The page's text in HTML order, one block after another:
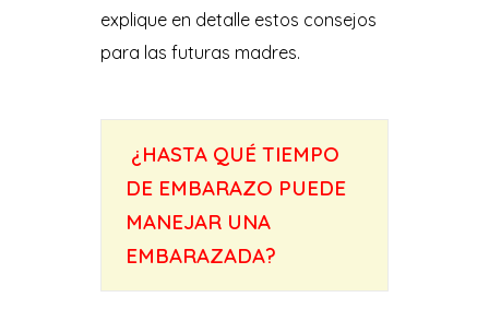
explique en detalle estos consejos
para las futuras madres.
¿HASTA QUÉ TIEMPO
DE EMBARAZO PUEDE
MANEJAR UNA
EMBARAZADA?